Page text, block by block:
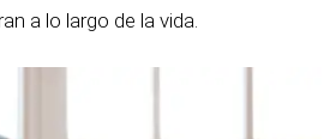
a lo largo de la vida.